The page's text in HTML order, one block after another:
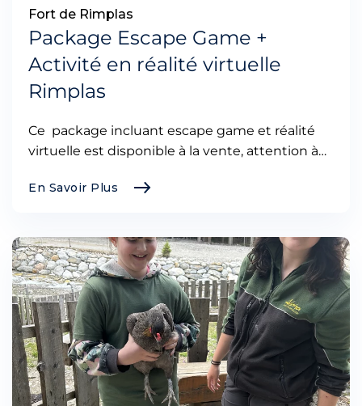
Fort de Rimplas
Package Escape Game +
Activité en réalité virtuelle
Rimplas
Ce package incluant escape game et réalité
virtuelle est disponible à la vente, attention à…
En Savoir Plus